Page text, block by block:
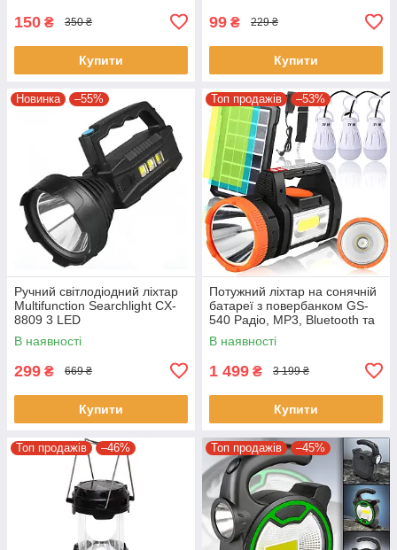
150 ₴ 350 ₴
Купити
99 ₴ 229 ₴
Купити
Новинка –55%
Ручний світлодіодний ліхтар
Multifunction Searchlight CX-
8809 3 LED
В наявності
299 ₴ 669 ₴
Купити
Топ продажів –53%
Потужний ліхтар на сонячній
батареї з повербанком GS-
540 Радіо, MP3, Bluetooth та
3 лампочки
В наявності
1 499 ₴ 3 199 ₴
Купити
Топ продажів –46% Топ продажів –45%